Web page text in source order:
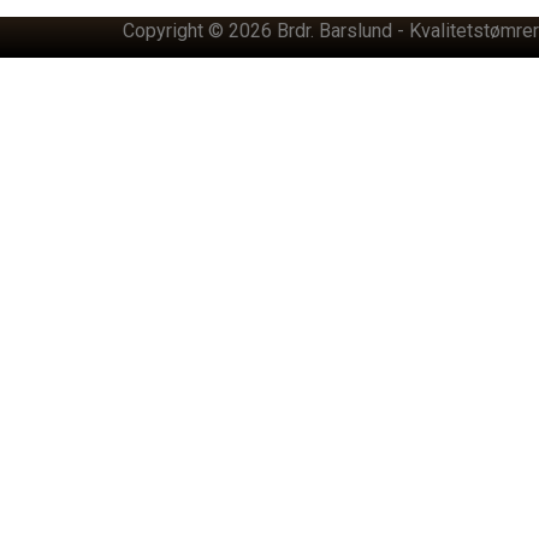
Copyright © 2026 Brdr. Barslund -